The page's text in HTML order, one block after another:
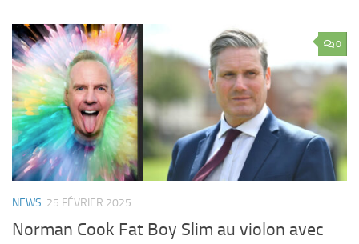
0
NEWS 25 FÉVRIER 2025
Norman Cook Fat Boy Slim au violon avec